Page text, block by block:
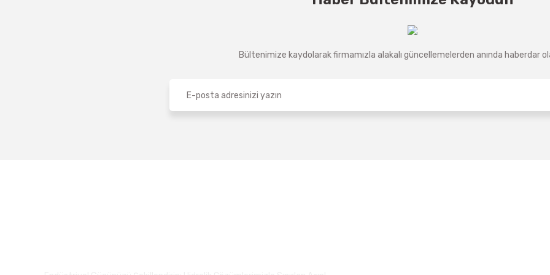
Bültenimize kaydolarak firmamızla alakalı güncellemelerden anında haberdar